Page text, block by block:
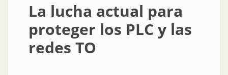
La lucha actual para
proteger los PLC y las
redes TO